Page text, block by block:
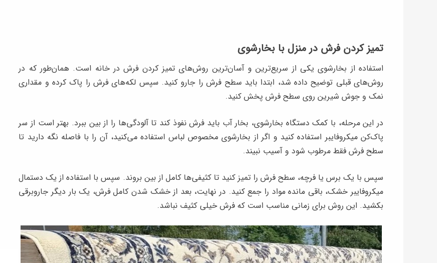
تمیز کردن فرش در منزل با بخارشوی
استفاده از بخارشوی یکی از سریع‌ترین و آسان‌ترین روش‌های تمیز کردن فرش در خانه است. همان‌طور که در
روش‌های قبلی توضیح داده شد، ابتدا باید سطح فرش را جارو کنید. سپس لکه‌های فرش را پاک کرده و مقداری
نمک و جوش ‌شیرین روی سطح فرش پخش کنید.
در این مرحله، با کمک دستگاه بخارشوی، بخار آب باید فرش نفوذ کند تا آلودگی‌ها را از بین ببرد. بهتر است از سر
پاک‌کن میکروفایبر استفاده کنید و اگر از بخارشوی مخصوص لباس استفاده می‌کنید، آن را با فاصله نگه دارید تا
سطح فرش فقط مرطوب شود و آسیب نبیند.
سپس با یک برس یا فرچه، سطح فرش را تمیز کنید تا کثیفی‌ها کامل از بین بروند. سپس با استفاده از یک دستمال
میکروفایبر خشک، باقی‌ مانده مواد را جمع کنید. در نهایت، بعد از خشک شدن کامل فرش، یک بار دیگر جاروبرقی
بکشید. این روش برای زمانی مناسب است که فرش خیلی کثیف نباشد.